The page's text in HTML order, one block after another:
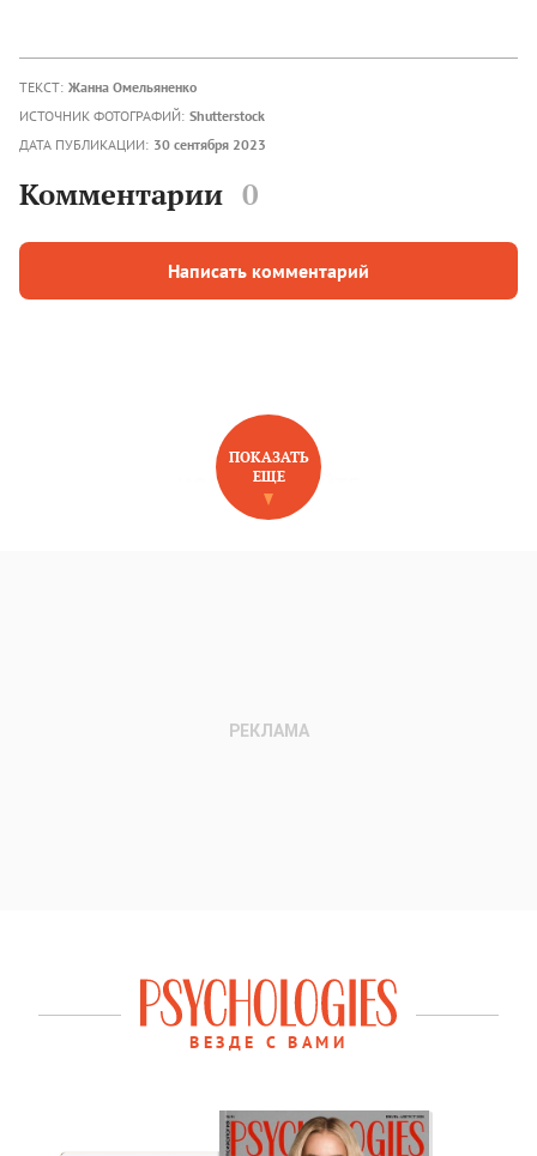
ТЕКСТ: Жанна Омельяненко
ИСТОЧНИК ФОТОГРАФИЙ: Shutterstock
ДАТА ПУБЛИКАЦИИ: 30 сентября 2023
Комментарии 0
Написать комментарий
НОВОЕ НА САЙТЕ
ПОКАЗАТЬ
ЕЩЕ
ВЕЗДЕ С ВАМИ